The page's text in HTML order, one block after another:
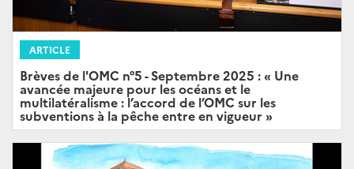
ARTICLE
Brèves de l'OMC n°5 - Septembre 2025 : « Une
avancée majeure pour les océans et le
multilatéralisme : l’accord de l’OMC sur les
subventions à la pêche entre en vigueur »